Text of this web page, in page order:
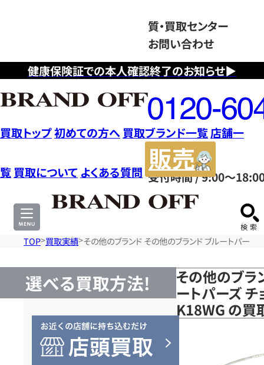
健康保険証での本人確認終了のお知らせ▶
質・買取センター
お問い合わせ
フ
リ
ー
ダ
イ
ヤ
ル
0120604117
受付時間 / 9:00～
買取トップ初めての方へ 買取ブランド一覧店舗一
覧 買取について よくある質問
サ
TOP 買取実績 その他のブランド その他のブランド ブルートパー
選べる買取方法!
その他のブラ
ートパーズ チ
K18WG の買